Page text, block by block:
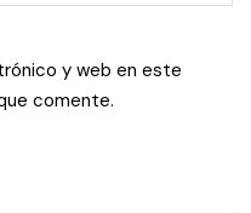
y web en este
comente.